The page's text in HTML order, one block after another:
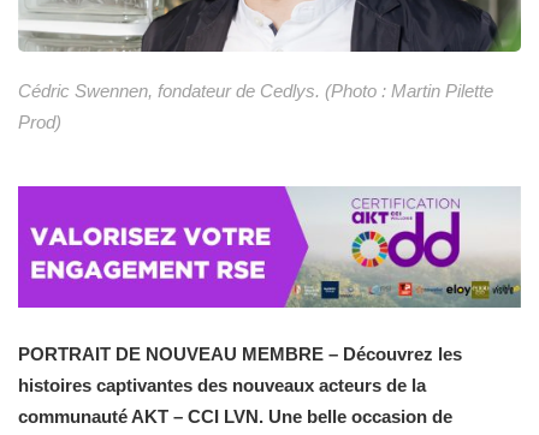
Cédric Swennen, fondateur de Cedlys. (Photo : Martin Pilette
Prod)
PORTRAIT DE NOUVEAU MEMBRE – Découvrez les
histoires captivantes des nouveaux acteurs de la
communauté AKT – CCI LVN. Une belle occasion de